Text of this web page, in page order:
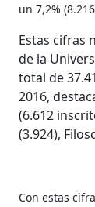
un 7,2%
Estas cifras
de la
total de
2016,
(6.612
(3.924),
Con estas